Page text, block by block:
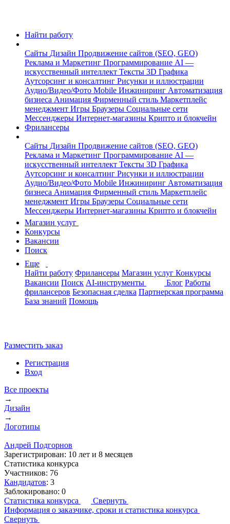
Найти работу
Сайты Дизайн Продвижение сайтов (SEO, GEO)
Реклама и Маркетинг Программирование AI —
искусственный интеллект Тексты 3D Графика
Аутсорсинг и консалтинг Рисунки и иллюстрации
Аудио/Видео/Фото Mobile Инжиниринг Автоматизация
бизнеса Анимация Фирменный стиль Маркетплейс
менеджмент Игры Браузеры Социальные сети
Мессенджеры Интернет-магазины Крипто и блокчейн
Фрилансеры
Сайты Дизайн Продвижение сайтов (SEO, GEO)
Реклама и Маркетинг Программирование AI —
искусственный интеллект Тексты 3D Графика
Аутсорсинг и консалтинг Рисунки и иллюстрации
Аудио/Видео/Фото Mobile Инжиниринг Автоматизация
бизнеса Анимация Фирменный стиль Маркетплейс
менеджмент Игры Браузеры Социальные сети
Мессенджеры Интернет-магазины Крипто и блокчейн
Магазин услуг
Конкурсы
Вакансии
Поиск
Еще
Найти работу Фрилансеры Магазин услуг Конкурсы
Вакансии Поиск AI-инструменты Блог Работы
фрилансеров Безопасная сделка Партнерская программа
База знаний Помощь
Разместить заказ
Регистрация
Вход
Все проекты
→
Дизайн
→
Логотипы
Андрей Подгорнов
Зарегистрирован: 10 лет и 8 месяцев
Статистика конкурса
Участников: 76
Кандидатов: 3
Заблокировано: 0
Статистика конкурса
Свернуть
Информация о заказчике, сроки и статистика конкурса
Свернуть